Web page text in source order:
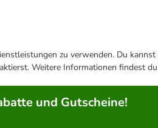
zu verwenden. Du
Weitere Informationen findest
und Gutscheine!